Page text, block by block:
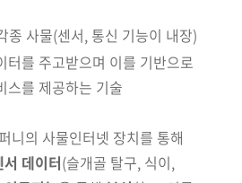
종 사물(센서, 통신 기능이 내장)
터를 주고받으며 이를 기반으로
스를 제공하는 기술
니의 사물인터넷 장치를 통해
서 데이터(슬개골 탈구, 식이,